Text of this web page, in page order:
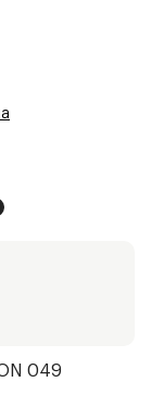
049